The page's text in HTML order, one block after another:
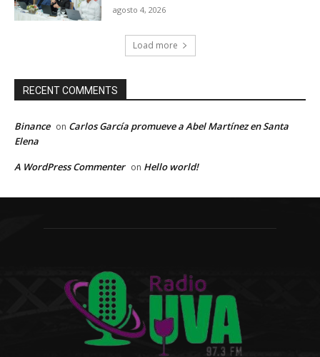
agosto 4, 2026
Load more
RECENT COMMENTS
Binance on Carlos García promueve a Abel Martínez en Santa
Elena
A WordPress Commenter on Hello world!